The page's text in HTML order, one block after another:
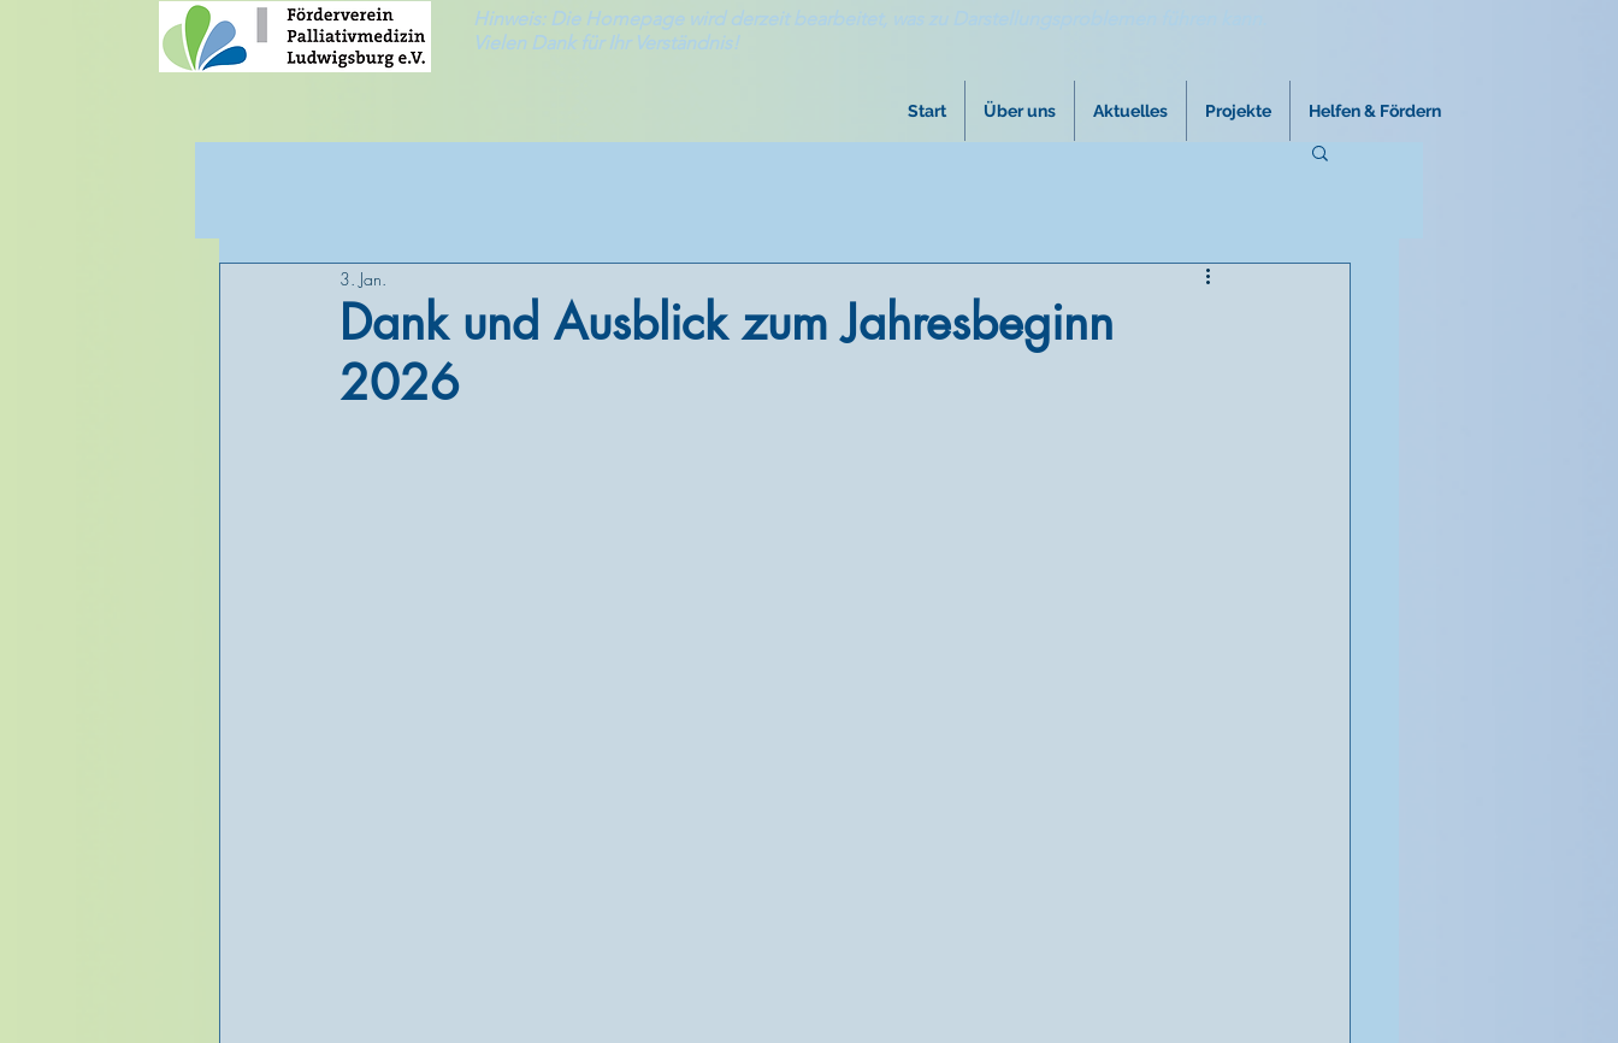
Hinweis: Die Homepage wird derzeit bearbeitet, was zu Darstellungsproblemen führen kann.
Vielen Dank für Ihr Verständnis!
Dank und Ausblick zum Jahresbeginn
2026
3. Jan.
Start Über uns Aktuelles Projekte Helfen & Fördern